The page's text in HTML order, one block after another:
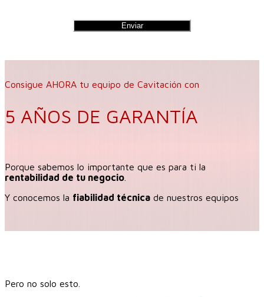
Consigue AHORA tu equipo de Cavitación con
5 AÑOS DE GARANTÍA
Porque sabemos lo importante que es para ti la
rentabilidad de tu negocio
Y conocemos la fiabilidad técnica de nuestros equipos
Pero no solo esto.